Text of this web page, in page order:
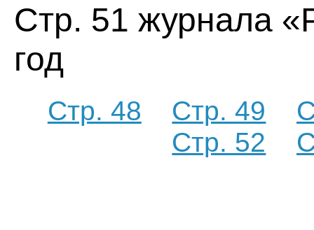
Стр. 51 журнала
год
Стр. 48 Стр. 49
Стр. 52